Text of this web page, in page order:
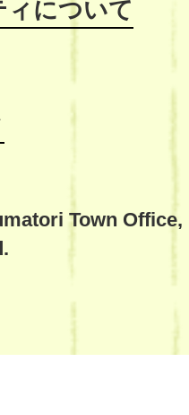
について
Town Office,